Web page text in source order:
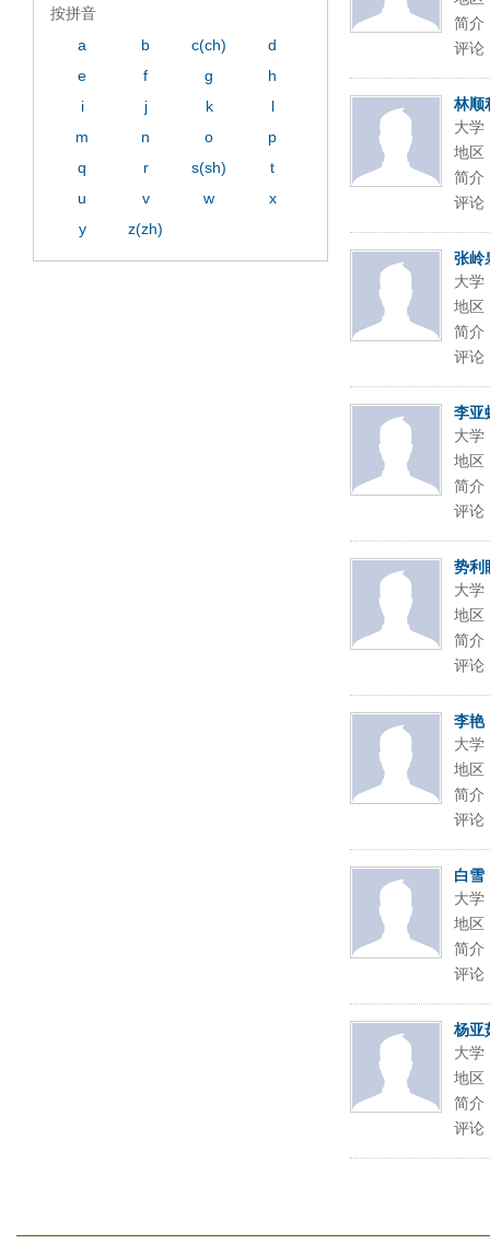
简介
评论
林顺
大学
地区
简介
评论
张岭
大学
地区
简介
评论
李亚
大学
地区
简介
评论
势利
大学
地区
简介
评论
李艳
大学
地区
简介
评论
白雪
大学
地区
简介
评论
杨亚
大学
地区
简介
评论
按拼音
a
b c(ch)
d
e
f g
h
i
j k
l
m
n o
p
q
r s(sh)
t
u
v w
x
y
z(zh)